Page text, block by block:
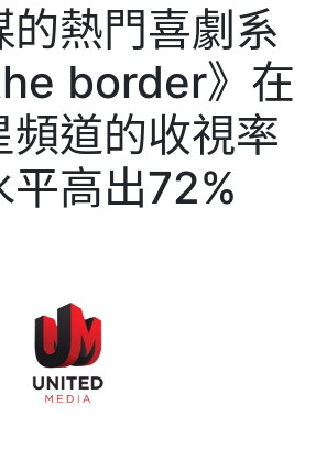
的熱門喜劇系
border》在
頻道的收視率
平高出72%